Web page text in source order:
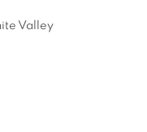
Valley